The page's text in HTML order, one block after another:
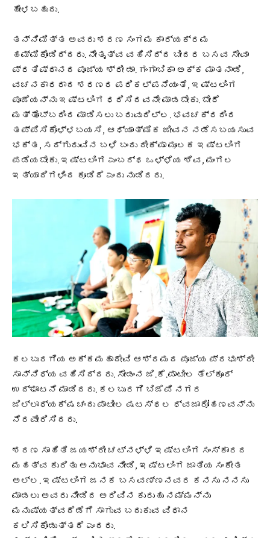
ಹೇಳಬಹುದು.
ತನ್ನಿಮಿತ್ತ ಅವರು ಶರಣ ಸಂಗಮ ಕಾರ್ಯಕ್ರಮ
ಹಮ್ಮಿಕೊಂಡಿದ್ದರು. ನೇತೃತ್ವ ವಹಿಸಿದ್ದ ಬೀದರ ಬಸವ ಸೇವಾ
ಪ್ರತಿಷ್ಠಾನದ ಪೂಜ್ಯ ಶ್ರೀ ಡಾ. ಗಂಗಾಬಿಕಾ ಅಕ್ಕ ಮಾತನಾಡಿ,
ವಚನಕಾರರಾದ ಶರಣರ ಪರಿಕಲ್ಪನೆಯಂತೆ, ಇಷ್ಟಲಿಂಗ
ಪೂಜೆಯನ್ನು ಇಷ್ಟಲಿಂಗ ಧರಿಸಿದವನೇ ಮಾಡಬೇಕು. ಬೇರೆ
ಮತ್ತೊಬ್ಬರಿಂದ ಮಾಡಿಸಲು ಬರುವುದಿಲ್ಲ. ಭವಚಕ್ರದಿಂದ
ತಪ್ಪಿಸಿಕೊಳ್ಳಬಯಸಿ, ಆಧ್ಯಾತ್ಮಿಕ ಜೀವನ ನಡೆಸಬಯಸುವ
ಭಕ್ತ, ಸದ್ಗುರುವಿನ ಬಳಿ ಬಂದು ದೀಕ್ಷಾ ಮೂಲಕ ಇಷ್ಟಲಿಂಗ
ಪಡೆಯಬೇಕು. ಇಷ್ಟಲಿಂಗ ಎಂಬರ್ಥ ಒಳ್ಳೆಯ ಶಿವ, ಮಂಗಲ
ಇತ್ಯಾದಿಗಳಿಂದ ಕೂಡಿದೆ ಎಂದು ನುಡಿದರು.
ಕಲಬುರಗಿಯ ಅಕ್ಕಮಹಾದೇವಿ ಆಶ್ರಮದ ಪೂಜ್ಯ ಪ್ರಭುಶ್ರೀ
ಸಾನ್ನಿಧ್ಯ ವಹಿಸಿದ್ದರು. ಸೇಡಂನ ಜಿ.ಕೆ.‌ಪಾಟೀಲ ತೆಲ್ಕೂರ್
ಉದ್ಘಾಟನೆ ಮಾಡಿದರು. ಕಲಬುರಗಿ ಬಿಜೆಪಿ ನಗರ
ಜಿಲ್ಲಾಧ್ಯಕ್ಷ ಚಂದು ಪಾಟೀಲ ಷಟಸ್ಥಲ ಧ್ವಜಾರೋಹಣವನ್ನು
ನೆರವೇರಿಸಿದರು.
ಶರಣ ಸಾಹಿತಿ ಜಯಶ್ರೀ ಚಟ್ನಳ್ಳಿ ಇಷ್ಟಲಿಂಗ ಸಂಸ್ಕಾರದ
ಮಹತ್ವ ಕುರಿತು ಅನುಭಾವ ನೀಡಿ, ಇಷ್ಟಲಿಂಗ ಜಾತಿಯ ಸಂಕೇತ
ಅಲ್ಲ. ಇಷ್ಟಲಿಂಗ ಜನಕ ಬಸವಣ್ಣನವರ ಕನಸು ನನಸು
ಮಾಡಲು ಅವರು ನೀಡಿದ ಅರಿವಿನ ಕುರುಹು ನಮ್ಮನ್ನು
ಮನುಷ್ಯತ್ವದೆಡೆಗೆ ಸಾಗುವ ಬದುಕುವ ವಿಧಾನ
ಕಲಿಸಿಕೊಡುತ್ತದೆ ಎಂದರು.